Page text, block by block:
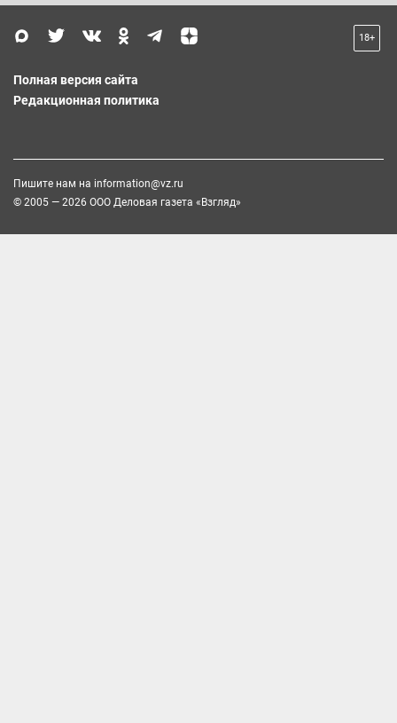
18+
Полная версия сайта
Редакционная политика
Пишите нам на information@vz.ru
© 2005 — 2026 ООО Деловая газета «Взгляд»